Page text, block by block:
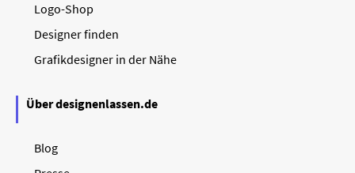
Logo-Shop
Designer finden
Grafikdesigner in der Nähe
Über designenlassen.de
Blog